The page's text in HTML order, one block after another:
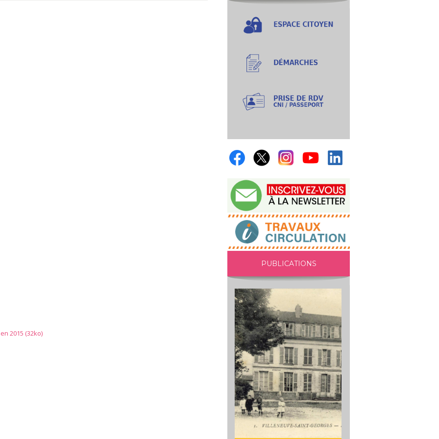
2015 (32ko)
PUBLICATIONS